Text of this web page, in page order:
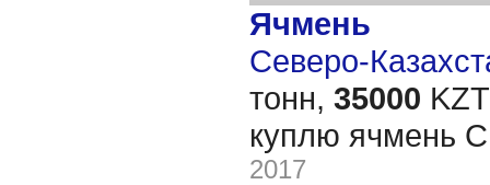
Ячмень
Северо-
тонн, 35000
куплю ячмень
2017